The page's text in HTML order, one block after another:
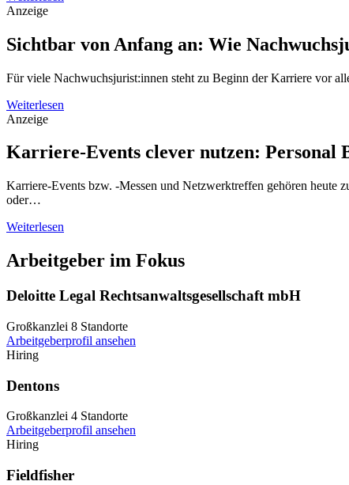
Anzeige
Sichtbar von Anfang an: Wie
Für viele Nachwuchsjurist:innen steht zu Beginn der Karriere vor
Weiterlesen
Anzeige
Karriere-Events clever nutzen:
Karriere-Events bzw. -Messen und Netzwerktreffen gehören heute
oder…
Weiterlesen
Arbeitgeber im Fokus
Deloitte Legal Rechtsanwaltsgesellschaft mbH
Großkanzlei 8 Standorte
Arbeitgeberprofil ansehen
Hiring
Dentons
Großkanzlei 4 Standorte
Arbeitgeberprofil ansehen
Hiring
Fieldfisher